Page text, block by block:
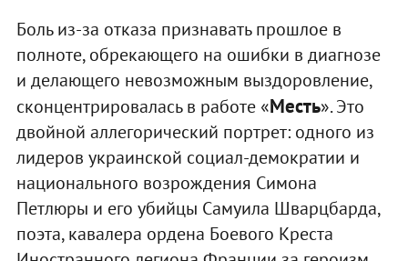
Боль из-за отказа признавать прошлое в
полноте, обрекающего на ошибки в диагнозе
и делающего невозможным выздоровление,
сконцентрировалась в работе «Месть». Это
двойной аллегорический портрет: одного из
лидеров украинской социал-демократии и
национального возрождения Симона
Петлюры и его убийцы Самуила Шварцбарда,
поэта, кавалера ордена Боевого Креста